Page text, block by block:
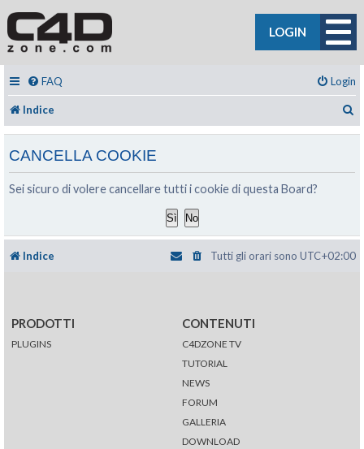
LOGIN
FAQ Login
Indice
CANCELLA COOKIE
Sei sicuro di volere cancellare tutti i cookie di questa Board?
Indice Tutti gli orari sono UTC+02:00
PRODOTTI
PLUGINS
CONTENUTI
C4DZONE TV
TUTORIAL
NEWS
FORUM
GALLERIA
DOWNLOAD